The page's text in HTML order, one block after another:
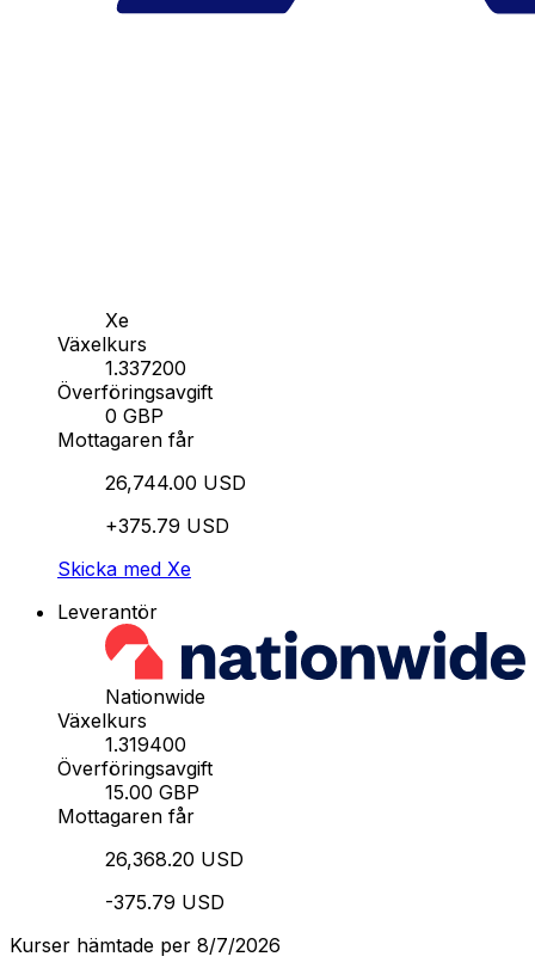
Xe
Växelkurs
1.337200
Överföringsavgift
0 GBP
Mottagaren får
26,744.00 USD
+375.79 USD
Skicka med Xe
Leverantör
Nationwide
Växelkurs
1.319400
Överföringsavgift
15.00 GBP
Mottagaren får
26,368.20 USD
-375.79 USD
Kurser hämtade per 8/7/2026